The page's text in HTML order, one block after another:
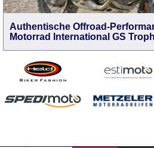
Authentische Offroad-
Motorrad International GS